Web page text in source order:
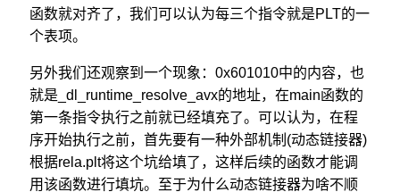
函数就对齐了，我们可以认为每三个指令就是PLT的一
个表项。
另外我们还观察到一个现象：0x601010中的内容，也
就是_dl_runtime_resolve_avx的地址，在main函数的
第一条指令执行之前就已经填充了。可以认为，在程
序开始执行之前，首先要有一种外部机制(动态链接器)
根据rela.plt将这个坑给填了，这样后续的函数才能调
用该函数进行填坑。至于为什么动态链接器为啥不顺